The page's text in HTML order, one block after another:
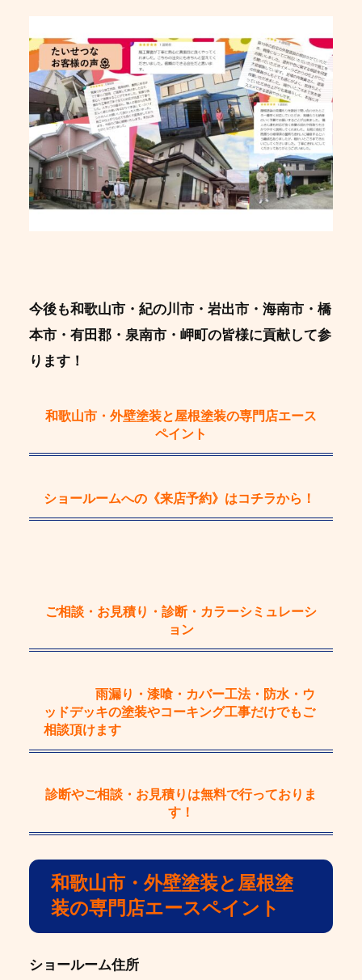
今後も和歌山市・紀の川市・岩出市・海南市・橋
本市・有田郡・泉南市・岬町の皆様に貢献して参
ります！
和歌山市・外壁塗装と屋根塗装の専門店エース
ペイント
ショールームへの《来店予約》 はコチラから！
ご相談・お見積り・診断・カラーシミュレーシ
ョン
雨漏り・漆喰・カバー工法・防水・ウ
ッドデッキの塗装やコーキング工事だけでもご
相談頂けます
診断やご相談・お見積りは無料で行っておりま
す！
和歌山市・外壁塗装と屋根塗
装の専門店エースペイント
ショールーム住所